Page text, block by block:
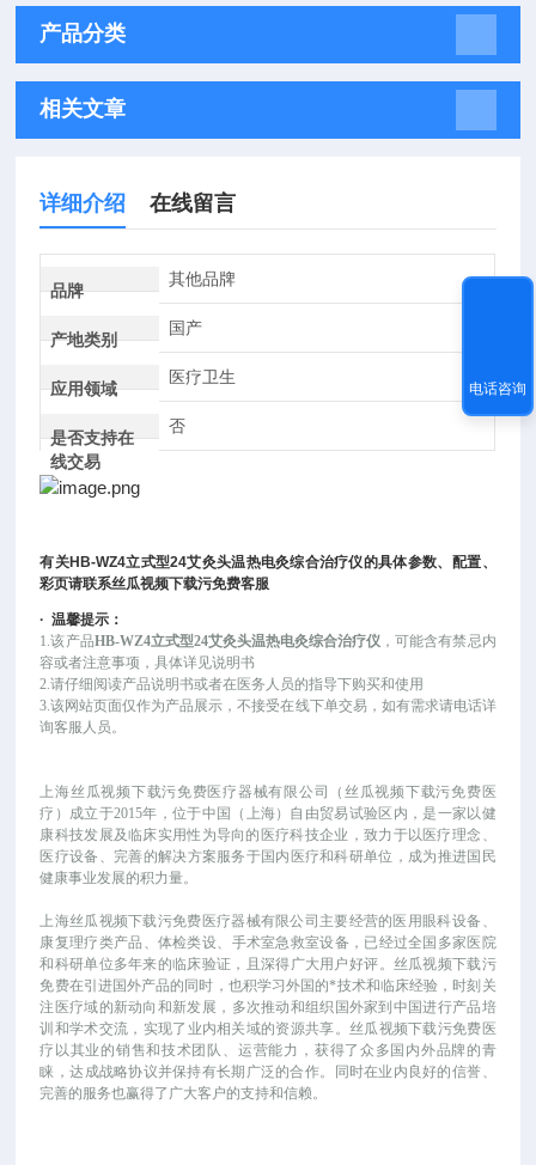
产品分类
相关文章
详细介绍 在线留言
品牌
其他品牌
产地类别
国产
应用领域
医疗卫生
是否支持在
线交易
否
有关HB-WZ4立式型24艾灸头温热电灸综合治疗仪的具体参数、配置、
彩页请联系丝瓜视频下载污免费客服
·温馨提示：
1.该产品HB-WZ4立式型24艾灸头温热电灸综合治疗仪 ，可能含有禁忌内
容或者注意事项，具体详见说明书
2.请仔细阅读产品说明书或者在医务人员的指导下购买和使用
3.该网站页面仅作为产品展示，不接受在线下单交易，如有需求请电话详
询客服人员。
上海丝瓜视频下载污免费医疗器械有限公司（丝瓜视频下载污免费医
疗）成立于2015年，位于中国（上海）自由贸易试验区内，是一家以健
康科技发展及临床实用性为导向的医疗科技企业，致力于以医疗理念、
医疗设备、完善的解决方案服务于国内医疗和科研单位，成为推进国民
健康事业发展的积力量。
上海丝瓜视频下载污免费医疗器械有限公司主要经营的医用眼科设备、
康复理疗类产品、体检类设、手术室急救室设备，已经过全国多家医院
和科研单位多年来的临床验证，且深得广大用户好评。丝瓜视频下载污
免费在引进国外产品的同时，也积学习外国的*技术和临床经验，时刻关
注医疗域的新动向和新发展，多次推动和组织国外家到中国进行产品培
训和学术交流，实现了业内相关域的资源共享。丝瓜视频下载污免费医
疗以其业的销售和技术团队、运营能力，获得了众多国内外品牌的青
睐，达成战略协议并保持有长期广泛的合作。同时在业内良好的信誉、
完善的服务也赢得了广大客户的支持和信赖。
电话咨询